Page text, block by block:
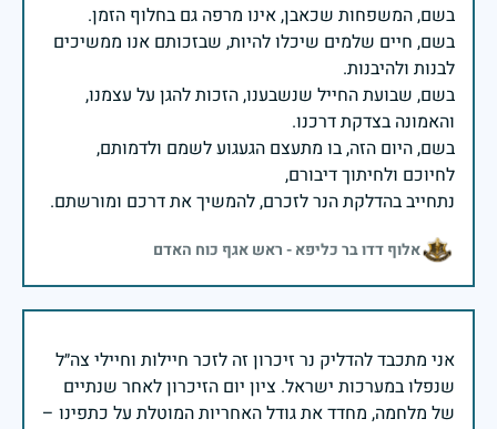
בשם, חיים שלמים שיכלו להיות, שבזכותם אנו ממשיכים
בשם, שבועת החייל שנשבענו, הזכות להגן על עצמנו,
בשם, היום הזה, בו מתעצם הגעגוע לשמם ולדמותם,
נתחייב בהדלקת הנר לזכרם, להמשיך את דרכם ומורשתם.
אלוף דדו בר כליפא - ראש אגף כוח האדם
אני מתכבד להדליק נר זיכרון זה לזכר חיילות וחיילי צה״ל
שנפלו במערכות ישראל. ציון יום הזיכרון לאחר שנתיים
של מלחמה, מחדד את גודל האחריות המוטלת על כתפינו –